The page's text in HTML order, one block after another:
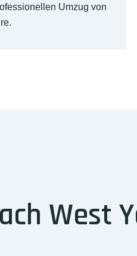
Umzug von
West